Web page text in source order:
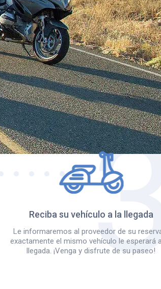
Reciba su vehículo a la llegada
Le informaremos al proveedor de su
exactamente el mismo vehículo le esperará
llegada. ¡Venga y disfrute de su paseo!